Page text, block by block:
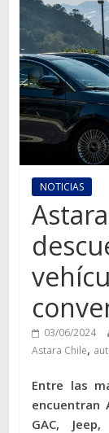
camiones,
motos,
información
del
mundo
del
transporte
NOTICIAS
03/06/2024
Astara Chile,
Entre las
encuentran
GAC,